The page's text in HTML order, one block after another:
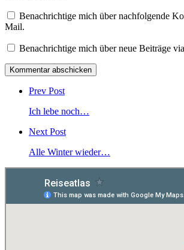
Benachrichtige mich über nachfolgende
Mail.
Benachrichtige mich über neue Beiträge
Post
comment
Prev Post
Ich lebe noch…
Next Post
Alle Winter wieder…